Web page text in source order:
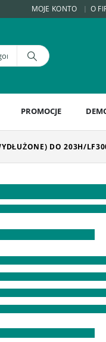
MOJE KONTO O
PROMOCJE
DO 203H/